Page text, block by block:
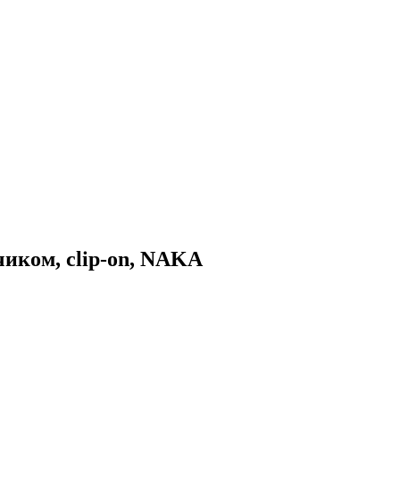
clip-on, NAKA